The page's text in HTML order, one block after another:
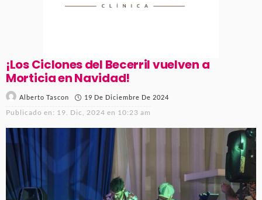
¡Los Ciclones del Becerril vuelven a
Morticia en Navidad!
Alberto Tascon 19 De Diciembre De 2024
Publicado en: 19. Dic, 2024 en 10:23 am